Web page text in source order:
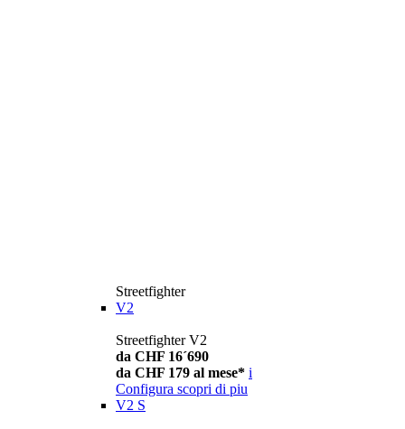
Streetfighter
V2
Streetfighter V2
da CHF 16´690
da CHF 179 al mese* i
Configura scopri di piu
V2 S